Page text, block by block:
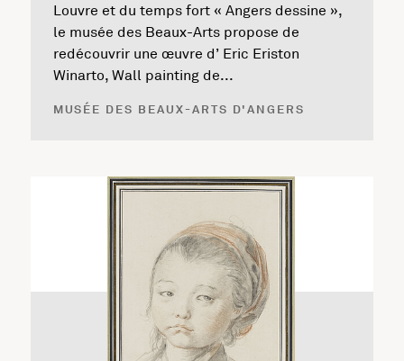
Louvre et du temps fort « Angers dessine »,
le musée des Beaux-Arts propose de
redécouvrir une œuvre d’ Eric Eriston
Winarto, Wall painting de...
MUSÉE DES BEAUX-ARTS D'ANGERS
En savoir plus sur l'exposition Collectionner le 18ème